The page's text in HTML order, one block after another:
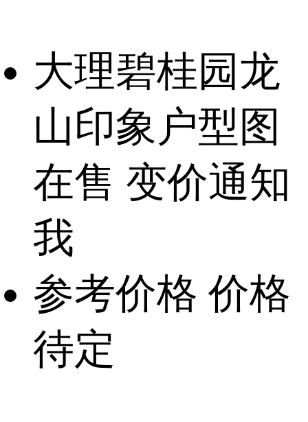
大理碧桂园龙
山印象户型图
在售 变价通知
我
参考价格 价格
待定